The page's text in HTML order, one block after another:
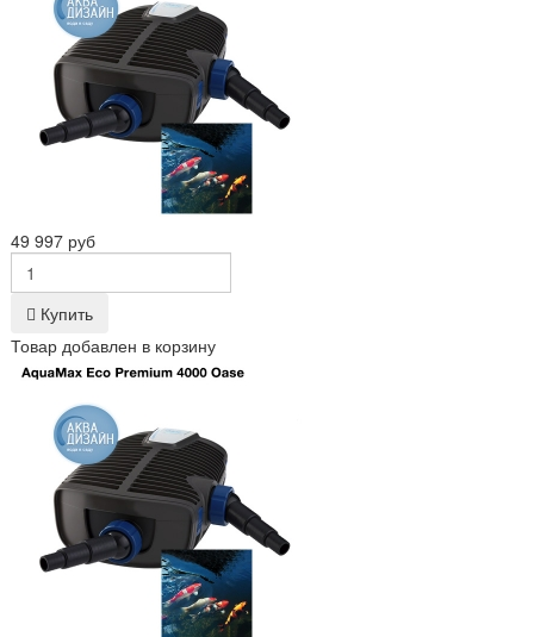
49 997 руб
Купить
Товар добавлен в корзину